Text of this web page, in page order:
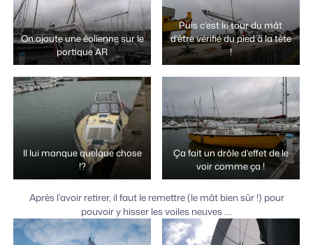
On ajoute une éolienne sur le
portique AR
Puis c’est le tour du mât
d’être vérifié du pied à la tête
!
Il lui manque quelque chose
!?
Ça fait un drôle d’effet de le
voir comme ça !
Après l’avoir retirer, il faut le remettre (le mât bien sûr !) pour
pouvoir y hisser les voiles neuves ….